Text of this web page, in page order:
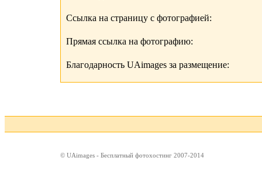
Ссылка на страницу с фотографией:
Прямая ссылка на фотографию:
Благодарность UAimages за размещение:
© UAimages - Бесплатный фотохостинг 2007-2014